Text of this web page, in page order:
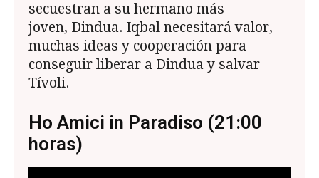
secuestran a su hermano más
joven, Dindua. Iqbal necesitará valor,
muchas ideas y cooperación para
conseguir liberar a Dindua y salvar
Tívoli.
Ho Amici in Paradiso (21:00
horas)